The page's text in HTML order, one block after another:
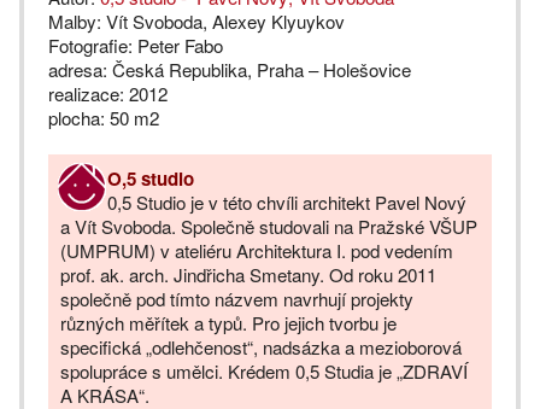
Malby: Vít Svoboda, Alexey Klyuykov
Fotografie: Peter Fabo
adresa: Česká Republika, Praha – Holešovice
realizace: 2012
plocha: 50 m2
O,5 studio
0,5 Studio je v této chvíli architekt Pavel Nový
a Vít Svoboda. Společně studovali na Pražské VŠUP
(UMPRUM) v ateliéru Architektura I. pod vedením
prof. ak. arch. Jindřicha Smetany. Od roku 2011
společně pod tímto názvem navrhují projekty
různých měřítek a typů. Pro jejich tvorbu je
specifická „odlehčenost“, nadsázka a mezioborová
spolupráce s umělci. Krédem 0,5 Studia je „ZDRAVÍ
A KRÁSA“.